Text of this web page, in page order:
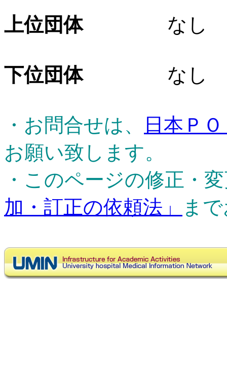
上位団体なし
下位団体なし
・お問合せは、
日本Ｐ
お願い致します。
・このページの修正・
加・訂正の依頼法」
ま